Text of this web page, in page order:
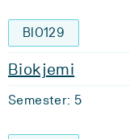
BIO129
Biokjemi
Semester: 5